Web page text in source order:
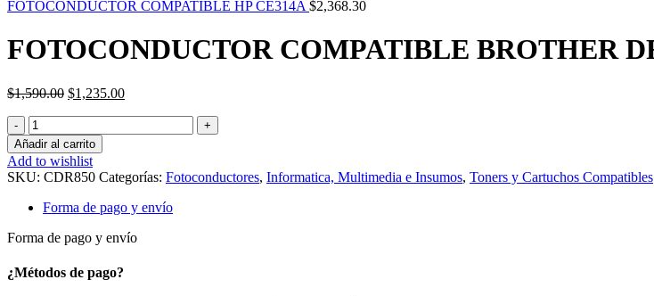
FOTOCONDUCTOR COMPATIBLE HP CE314A $2,368.30
FOTOCONDUCTOR COMPATIBLE BROTHER
$1,590.00 El
era:
$1,590.00.
$1,235.00El
FOTOCONDUCTOR
COMPATIBLE
BROTHER
DR-
850
/
DR3460
cantidad
Añadir al carrito
Add to wishlist
SKU: CDR850 Categorías: Fotoconductores, Informatica, Multimedia e Insumos, Toners y Cartuchos Compatibles
Forma de pago y envío
Forma de pago y envío
¿Métodos de pago?